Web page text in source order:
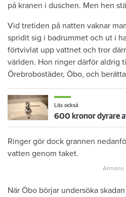
på kranen i duschen. Men hen
Vid tretiden på natten vaknar
spridit sig i badrummet och ut i
förtvivlat upp vattnet och tror
världen. Hon ringer därför aldrig
Örebrobostäder, Öbo, och
Läs också
Ringer gör dock grannen
vatten genom taket.
När Öbo börjar undersöka